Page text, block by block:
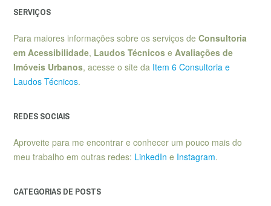
SERVIÇOS
Para maiores informações sobre os serviços de Consultoria
em Acessibilidade, Laudos Técnicos e Avaliações de
Imóveis Urbanos, acesse o site da Item 6 Consultoria e
Laudos Técnicos.
REDES SOCIAIS
Aproveite para me encontrar e conhecer um pouco mais do
meu trabalho em outras redes: LinkedIn e Instagram.
CATEGORIAS DE POSTS